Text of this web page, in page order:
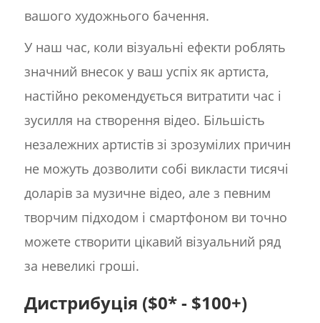
вашого художнього бачення.
У наш час, коли візуальні ефекти роблять
значний внесок у ваш успіх як артиста,
настійно рекомендується витратити час і
зусилля на створення відео. Більшість
незалежних артистів зі зрозумілих причин
не можуть дозволити собі викласти тисячі
доларів за музичне відео, але з певним
творчим підходом і смартфоном ви точно
можете створити цікавий візуальний ряд
за невеликі гроші.
Дистрибуція ($0* - $100+)